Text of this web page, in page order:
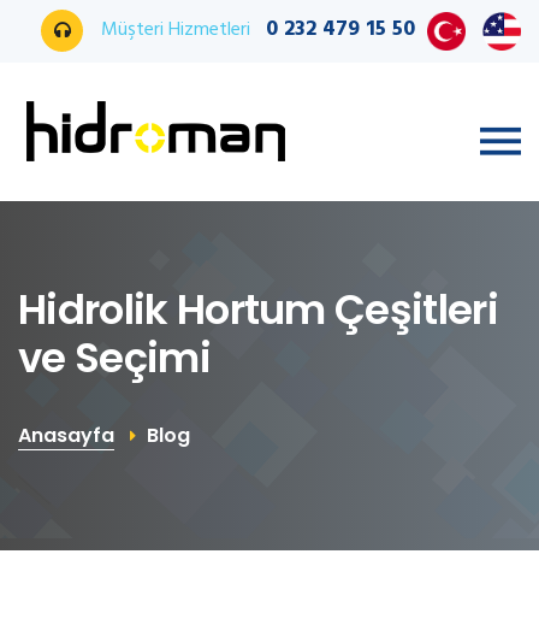
Müşteri Hizmetleri 0 232 479 15 50
Hidrolik Hortum Çeşitleri
ve Seçimi
Anasayfa Blog